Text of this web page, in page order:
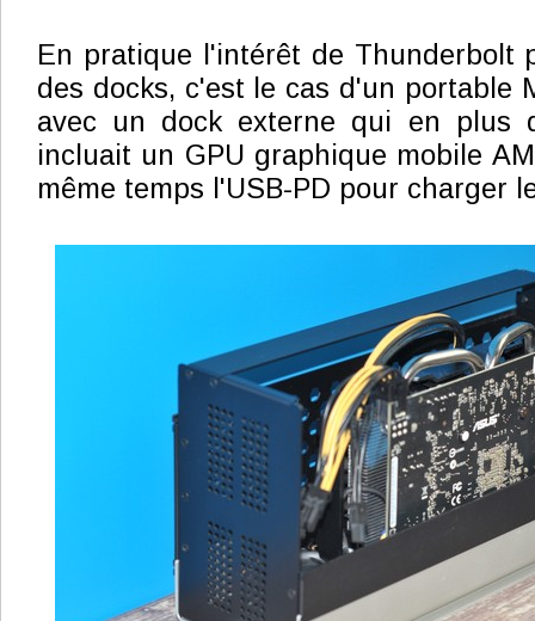
En pratique l'intérêt de Thunderbolt
des docks, c'est le cas d'un portable
avec un dock externe qui en plus
incluait un GPU graphique mobile
même temps l'USB-PD pour charger